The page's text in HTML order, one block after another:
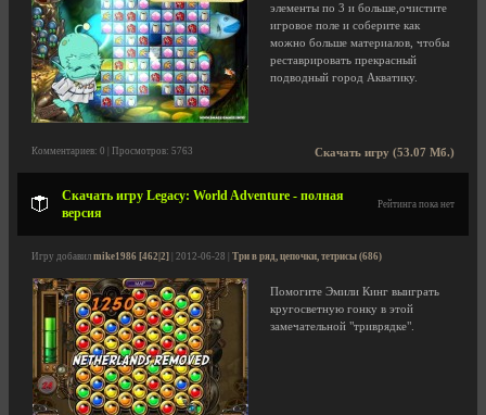
элементы по 3 и больше,очистите
игровое поле и соберите как
можно больше материалов, чтобы
реставрировать прекрасный
подводный город Акватику.
Скачать игру (53.07 Мб.)
Комментариев: 0 | Просмотров: 5763
Скачать игру Legacy: World Adventure - полная
версия
Рейтинга пока нет
Игру добавил mike1986 [462|2] | 2012-06-28 | Три в ряд, цепочки, тетрисы (686)
Помогите Эмили Кинг выиграть
кругосветную гонку в этой
замечательной "триврядке".